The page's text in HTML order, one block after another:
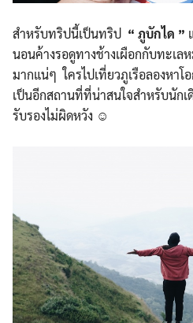
สำหรับทริปนี้เป็นทริป “ ภูบักได ”
นอนค้างรอดูทางช้างเผือกกับทะเล
มากแน่ๆ ใครไปเที่ยวภูเรือลองหาโ
เป็นอีกสถานที่ที่น่าสนใจสำหรับนัก
รับรองไม่ผิดหวัง ☺